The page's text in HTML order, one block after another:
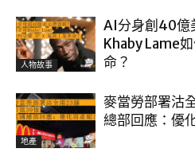
人物故事
AI分身創40億
Khaby Lame
命？
地產
麥當勞部署沽
總部回應：優